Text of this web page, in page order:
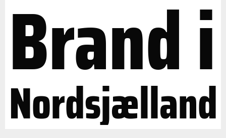
Brand i
Nordsjælland